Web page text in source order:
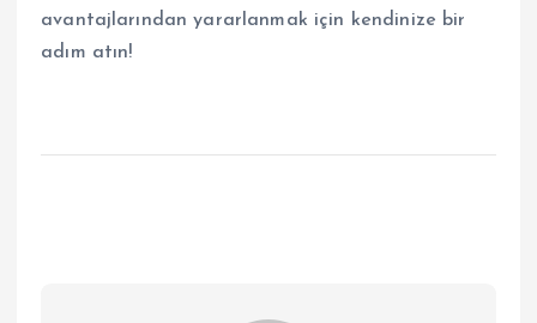
avantajlarından yararlanmak için kendinize bir
adım atın!